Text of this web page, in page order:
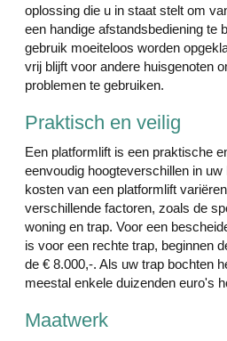
oplossing die u in staat stelt om
een handige afstandsbediening te
gebruik moeiteloos worden
vrij blijft voor andere huisgenoten
problemen te gebruiken.
Praktisch en veilig
Een platformlift is een praktische
eenvoudig hoogteverschillen in
kosten van een platformlift
verschillende factoren, zoals de
woning en trap. Voor een
is voor een rechte trap, beginnen
de € 8.000,-. Als uw trap bochten
meestal enkele duizenden euro's
Maatwerk